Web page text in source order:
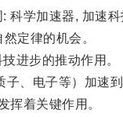
学加速器, 加速科
定律的机会。
进步的推动作用。
电子等）加速到
着关键作用。